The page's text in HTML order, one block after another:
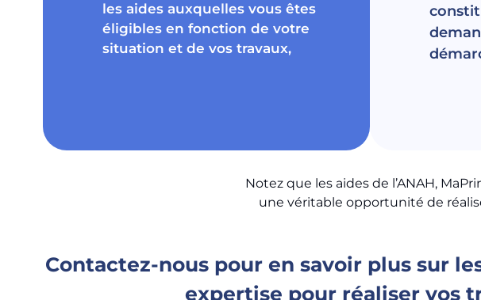
les aides auxquelles vous êtes
éligibles en fonction de votre
situation et de vos travaux,
Notez que les aides de l’ANAH,
une véritable opportunité de
Contactez-nous pour en savoir plus sur
expertise pour réaliser vos